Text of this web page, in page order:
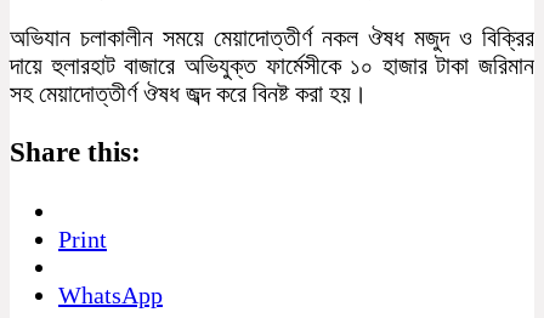
অভিযান চলাকালীন সময়ে মেয়াদোত্তীর্ণ নকল ঔষধ মজুদ ও বিক্রির
দায়ে হুলারহাট বাজারে অভিযুক্ত ফার্মেসীকে ১০ হাজার টাকা জরিমান
সহ মেয়াদোত্তীর্ণ ঔষধ জব্দ করে বিনষ্ট করা হয়।
Share this:
Print
WhatsApp